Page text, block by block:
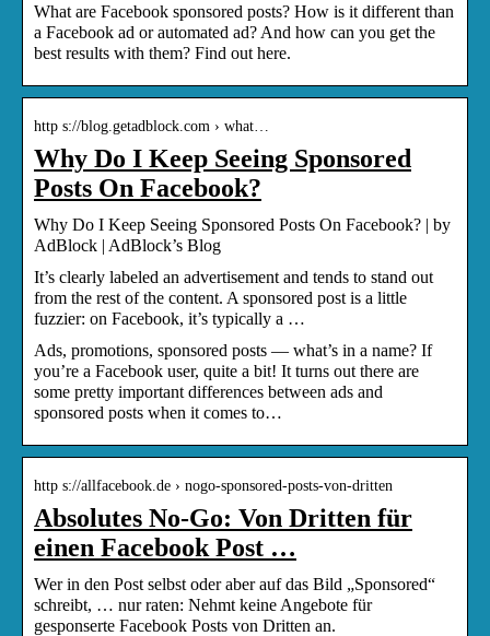
What are Facebook sponsored posts? How is it different than
a Facebook ad or automated ad? And how can you get the
best results with them? Find out here.
http s://blog.getadblock.com › what…
Why Do I Keep Seeing Sponsored
Posts On Facebook?
Why Do I Keep Seeing Sponsored Posts On Facebook? | by
AdBlock | AdBlock’s Blog
It’s clearly labeled an advertisement and tends to stand out
from the rest of the content. A sponsored post is a little
fuzzier: on Facebook, it’s typically a …
Ads, promotions, sponsored posts — what’s in a name? If
you’re a Facebook user, quite a bit! It turns out there are
some pretty important differences between ads and
sponsored posts when it comes to…
http s://allfacebook.de › nogo-sponsored-posts-von-dritten
Absolutes No-Go: Von Dritten für
einen Facebook Post …
Wer in den Post selbst oder aber auf das Bild „Sponsored“
schreibt, … nur raten: Nehmt keine Angebote für
gesponserte Facebook Posts von Dritten an.